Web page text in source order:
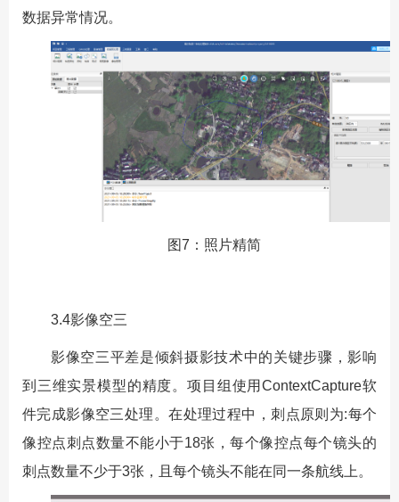
数据异常情况。
图7：照片精简
3.4影像空三
影像空三平差是倾斜摄影技术中的关键步骤，影响
到三维实景模型的精度。项目组使用ContextCapture软
件完成影像空三处理。在处理过程中，刺点原则为:每个
像控点刺点数量不能小于18张，每个像控点每个镜头的
刺点数量不少于3张，且每个镜头不能在同一条航线上。